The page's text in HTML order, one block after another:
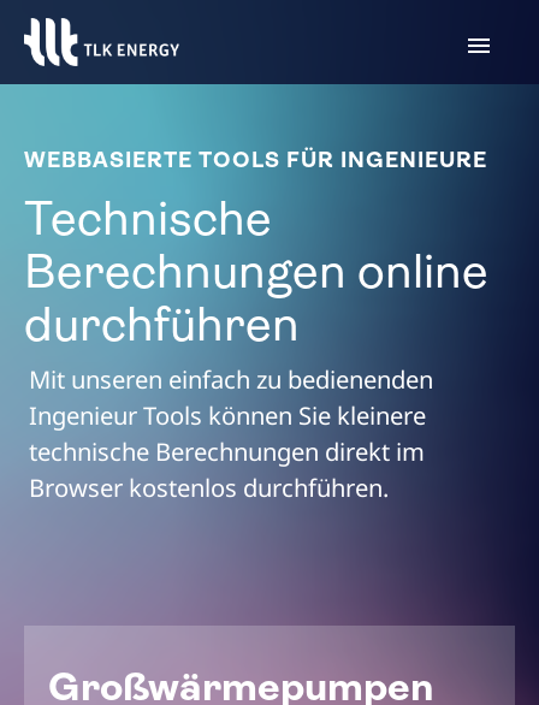
WEBBASIERTE TOOLS FÜR INGENIEURE
Technische
Berechnungen online
durchführen
Mit unseren einfach zu bedienenden
Ingenieur Tools können Sie kleinere
technische Berechnungen direkt im
Browser kostenlos durchführen.
Großwärmepumpen